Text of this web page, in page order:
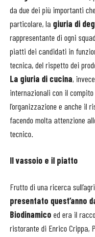
da due dei più importanti
particolare, la giuria di
rappresentante di ogni
piatti dei candidati in
tecnica, del rispetto dei
La giuria di cucina,
internazionali con il
l’organizzazione e anche il
facendo molta attenzione
tecnico.
Il vassoio e il piatto
Frutto di una ricerca
presentato quest’anno
Biodinamico ed era il
ristorante di Enrico Crippa,